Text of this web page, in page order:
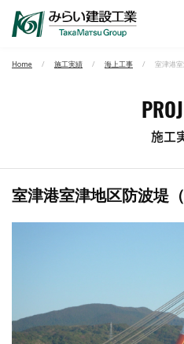
Home 施工実績 海上工事 室津港
施工
室津港室津地区防波堤